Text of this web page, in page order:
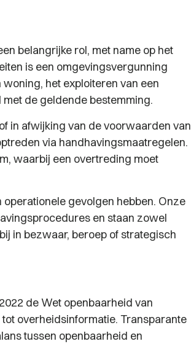
belangrijke rol, met name op het
is een omgevingsvergunning
het exploiteren van een
de geldende bestemming.
in afwijking van de voorwaarden van
via handhavingsmaatregelen.
waarbij een overtreding moet
gevolgen hebben. Onze
en staan zowel
in bezwaar, beroep of strategisch
de Wet openbaarheid van
overheidsinformatie. Transparante
tussen openbaarheid en